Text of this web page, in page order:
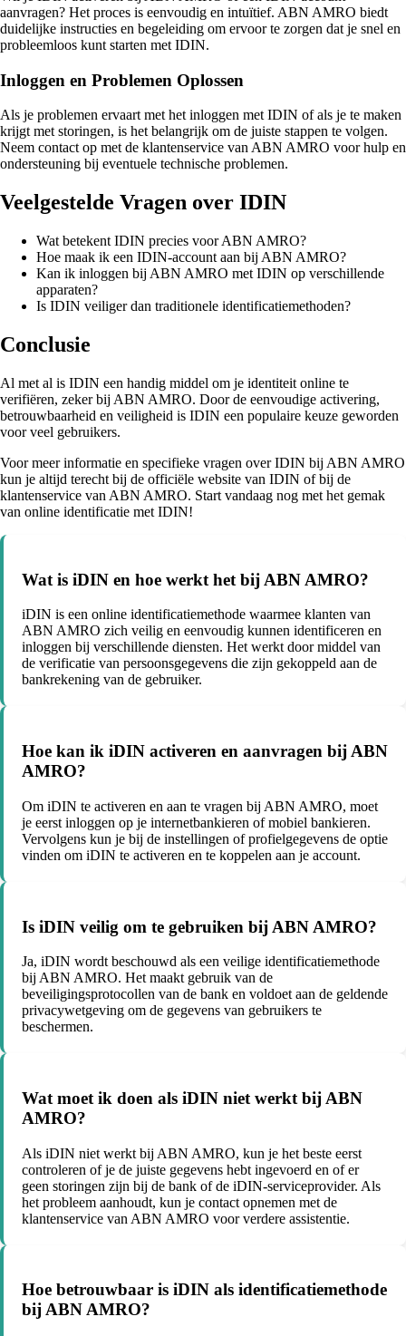
aanvragen? Het proces is eenvoudig en intuïtief. ABN AMRO biedt
duidelijke instructies en begeleiding om ervoor te zorgen dat je snel en
probleemloos kunt starten met IDIN.
Inloggen en Problemen Oplossen
Als je problemen ervaart met het inloggen met IDIN of als je te maken
krijgt met storingen, is het belangrijk om de juiste stappen te volgen.
Neem contact op met de klantenservice van ABN AMRO voor hulp en
ondersteuning bij eventuele technische problemen.
Veelgestelde Vragen over IDIN
Wat betekent IDIN precies voor ABN AMRO?
Hoe maak ik een IDIN-account aan bij ABN AMRO?
Kan ik inloggen bij ABN AMRO met IDIN op verschillende
apparaten?
Is IDIN veiliger dan traditionele identificatiemethoden?
Conclusie
Al met al is IDIN een handig middel om je identiteit online te
verifiëren, zeker bij ABN AMRO. Door de eenvoudige activering,
betrouwbaarheid en veiligheid is IDIN een populaire keuze geworden
voor veel gebruikers.
Voor meer informatie en specifieke vragen over IDIN bij ABN AMRO
kun je altijd terecht bij de officiële website van IDIN of bij de
klantenservice van ABN AMRO. Start vandaag nog met het gemak
van online identificatie met IDIN!
Wat is iDIN en hoe werkt het bij ABN AMRO?
iDIN is een online identificatiemethode waarmee klanten van
ABN AMRO zich veilig en eenvoudig kunnen identificeren en
inloggen bij verschillende diensten. Het werkt door middel van
de verificatie van persoonsgegevens die zijn gekoppeld aan de
bankrekening van de gebruiker.
Hoe kan ik iDIN activeren en aanvragen bij ABN
AMRO?
Om iDIN te activeren en aan te vragen bij ABN AMRO, moet
je eerst inloggen op je internetbankieren of mobiel bankieren.
Vervolgens kun je bij de instellingen of profielgegevens de optie
vinden om iDIN te activeren en te koppelen aan je account.
Is iDIN veilig om te gebruiken bij ABN AMRO?
Ja, iDIN wordt beschouwd als een veilige identificatiemethode
bij ABN AMRO. Het maakt gebruik van de
beveiligingsprotocollen van de bank en voldoet aan de geldende
privacywetgeving om de gegevens van gebruikers te
beschermen.
Wat moet ik doen als iDIN niet werkt bij ABN
AMRO?
Als iDIN niet werkt bij ABN AMRO, kun je het beste eerst
controleren of je de juiste gegevens hebt ingevoerd en of er
geen storingen zijn bij de bank of de iDIN-serviceprovider. Als
het probleem aanhoudt, kun je contact opnemen met de
klantenservice van ABN AMRO voor verdere assistentie.
Hoe betrouwbaar is iDIN als identificatiemethode
bij ABN AMRO?